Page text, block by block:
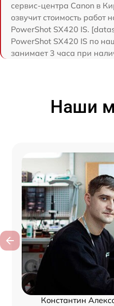
сервис-центра Canon в
озвучит стоимость работ
PowerShot SX420 IS.
PowerShot SX420 IS по
занимает 3 часа при
Наши
Константин